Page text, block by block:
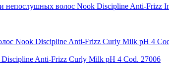
волос Nook Discipline Anti-Frizz
Anti-Frizz Curly Milk pH 4 Cod. 27006